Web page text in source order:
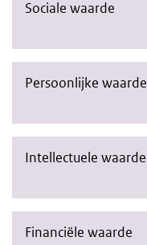
Sociale waarde
Persoonlijke waarde
Intellectuele waarde
Financiële waarde